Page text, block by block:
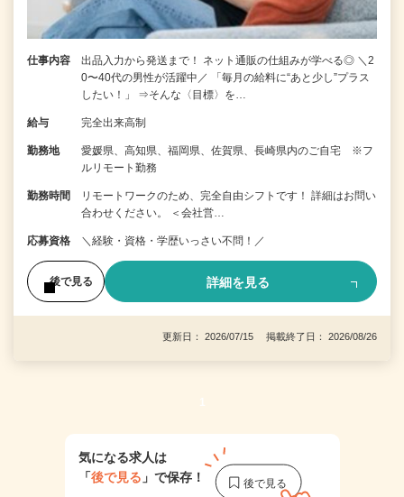
仕事内容
出品入力から発送まで！ ネット通販の仕組みが学べる◎ ＼2
0〜40代の男性が活躍中／ 「毎月の給料に“あと少し”プラス
したい！」 ⇒そんな〈目標〉を…
給与 完全出来高制
勤務地
愛媛県、高知県、福岡県、佐賀県、長崎県内のご自宅 ※フ
ルリモート勤務
勤務時間
リモートワークのため、完全自由シフトです！ 詳細はお問い
合わせください。 ＜会社営…
応募資格 ＼経験・資格・学歴いっさい不問！／
後で見る 詳細を見る
更新日： 2026/07/15 掲載終了日： 2026/08/26
1
気になる求人は
「後で見る 」で保存！